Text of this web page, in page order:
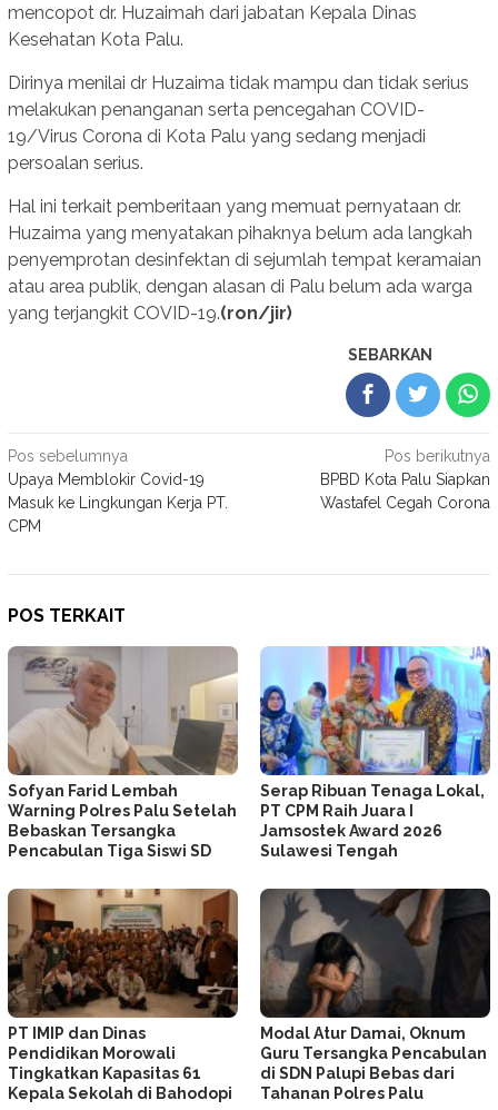
mencopot dr. Huzaimah dari jabatan Kepala Dinas
Kesehatan Kota Palu.
Dirinya menilai dr Huzaima tidak mampu dan tidak serius
melakukan penanganan serta pencegahan COVID-
19/Virus Corona di Kota Palu yang sedang menjadi
persoalan serius.
Hal ini terkait pemberitaan yang memuat pernyataan dr.
Huzaima yang menyatakan pihaknya belum ada langkah
penyemprotan desinfektan di sejumlah tempat keramaian
atau area publik, dengan alasan di Palu belum ada warga
yang terjangkit COVID-19.(ron/jir)
SEBARKAN
Navigasi
pos
Pos sebelumnya
Upaya Memblokir Covid-19
Masuk ke Lingkungan Kerja PT.
CPM
Pos berikutnya
BPBD Kota Palu Siapkan
Wastafel Cegah Corona
POS TERKAIT
Sofyan Farid Lembah
Warning Polres Palu Setelah
Bebaskan Tersangka
Pencabulan Tiga Siswi SD
Serap Ribuan Tenaga Lokal,
PT CPM Raih Juara I
Jamsostek Award 2026
Sulawesi Tengah
PT IMIP dan Dinas
Pendidikan Morowali
Tingkatkan Kapasitas 61
Kepala Sekolah di Bahodopi
Modal Atur Damai, Oknum
Guru Tersangka Pencabulan
di SDN Palupi Bebas dari
Tahanan Polres Palu